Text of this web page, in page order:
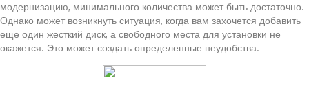
модернизацию, минимального количества может быть достаточно.
Однако может возникнуть ситуация, когда вам захочется добавить
еще один жесткий диск, а свободного места для установки не
окажется. Это может создать определенные неудобства.